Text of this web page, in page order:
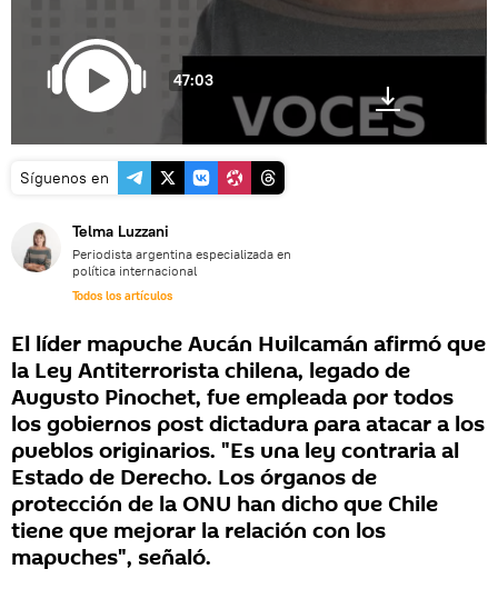
47:03
Síguenos en
Telma Luzzani
Periodista argentina especializada en
política internacional
Todos los artículos
El líder mapuche Aucán Huilcamán afirmó que
la Ley Antiterrorista chilena, legado de
Augusto Pinochet, fue empleada por todos
los gobiernos post dictadura para atacar a los
pueblos originarios. "Es una ley contraria al
Estado de Derecho. Los órganos de
protección de la ONU han dicho que Chile
tiene que mejorar la relación con los
mapuches", señaló.